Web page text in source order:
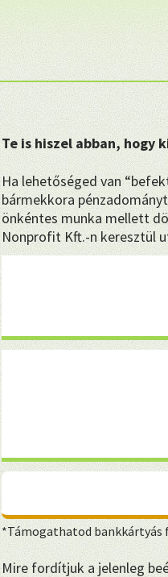
Te is hiszel abban, hogy
Ha lehetőséged van
bármekkora
önkéntes munka mellett
Nonprofit Kft.-n keresztül
*Támogathatod bankkártyás
Mire fordítjuk a jelenleg